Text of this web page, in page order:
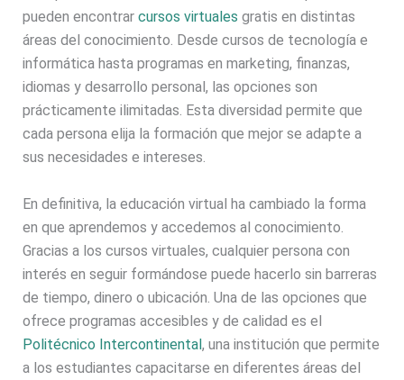
pueden encontrar cursos virtuales gratis en distintas
áreas del conocimiento. Desde cursos de tecnología e
informática hasta programas en marketing, finanzas,
idiomas y desarrollo personal, las opciones son
prácticamente ilimitadas. Esta diversidad permite que
cada persona elija la formación que mejor se adapte a
sus necesidades e intereses.
En definitiva, la educación virtual ha cambiado la forma
en que aprendemos y accedemos al conocimiento.
Gracias a los cursos virtuales, cualquier persona con
interés en seguir formándose puede hacerlo sin barreras
de tiempo, dinero o ubicación. Una de las opciones que
ofrece programas accesibles y de calidad es el
Politécnico Intercontinental, una institución que permite
a los estudiantes capacitarse en diferentes áreas del